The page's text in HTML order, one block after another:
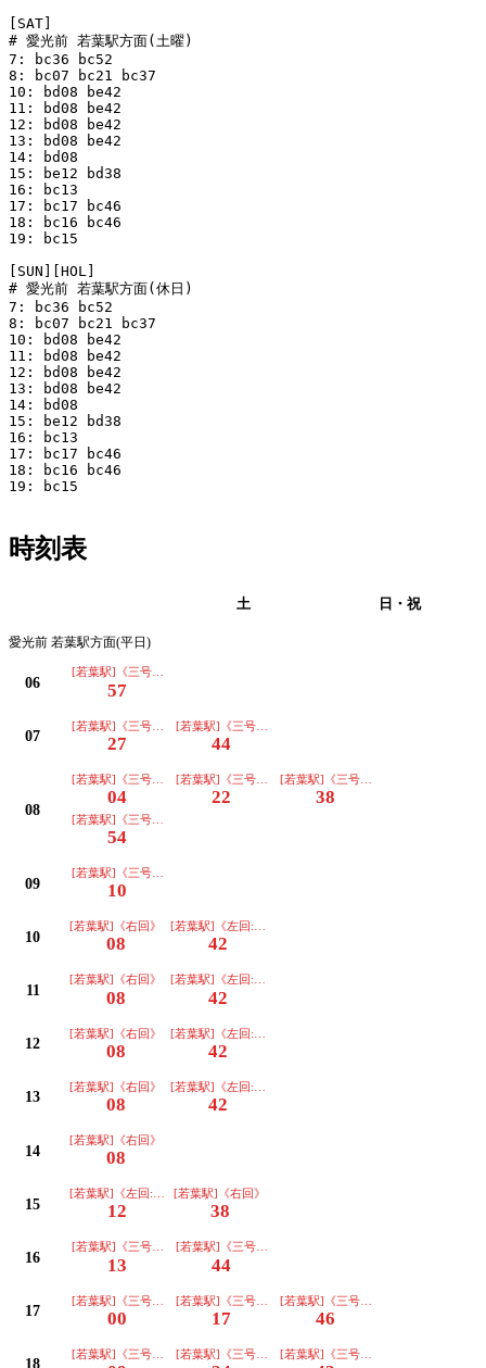
[SAT]
# 愛光前 若葉駅方面(土曜)
7: bc36 bc52
8: bc07 bc21 bc37
10: bd08 be42
11: bd08 be42
12: bd08 be42
13: bd08 be42
14: bd08
15: be12 bd38
16: bc13
17: bc17 bc46
18: bc16 bc46
19: bc15
[SUN][HOL]
# 愛光前 若葉駅方面(休日)
7: bc36 bc52
8: bc07 bc21 bc37
10: bd08 be42
11: bd08 be42
12: bd08 be42
13: bd08 be42
14: bd08
15: be12 bd38
16: bc13
17: bc17 bc46
18: bc16 bc46
19: bc15
時刻表
土 日・祝
愛光前 若葉駅方面(平日)
06
[若葉駅]《三号車》
57
07
[若葉駅]《三号車》
27
[若葉駅]《三号車》
44
08
[若葉駅]《三号車》
04
[若葉駅]《三号車》
22
[若葉駅]《三号車》
38
[若葉駅]《三号車》
54
09
[若葉駅]《三号車》
10
10
[若葉駅]《右回》
08
[若葉駅]《左回:道路反対側に停車》
42
11
[若葉駅]《右回》
08
[若葉駅]《左回:道路反対側に停車》
42
12
[若葉駅]《右回》
08
[若葉駅]《左回:道路反対側に停車》
42
13
[若葉駅]《右回》
08
[若葉駅]《左回:道路反対側に停車》
42
14
[若葉駅]《右回》
08
15
[若葉駅]《左回:道路反対側に停車》
12
[若葉駅]《右回》
38
16
[若葉駅]《三号車》
13
[若葉駅]《三号車》
44
17
[若葉駅]《三号車》
00
[若葉駅]《三号車》
17
[若葉駅]《三号車》
46
18
[若葉駅]《三号車》 [若葉駅]《三号車》 [若葉駅]《三号車》